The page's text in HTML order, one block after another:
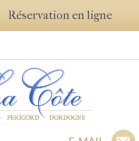
Réservation en ligne